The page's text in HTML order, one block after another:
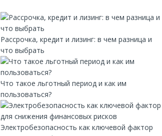
Рассрочка, кредит и лизинг: в чем разница и
что выбрать
Что такое льготный период и как им
пользоваться?
Электробезопасность как ключевой фактор